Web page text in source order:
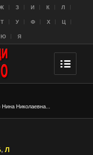
З И К Л
Т У Ф Х Ц
Ю Я
Николаевна...
,Л